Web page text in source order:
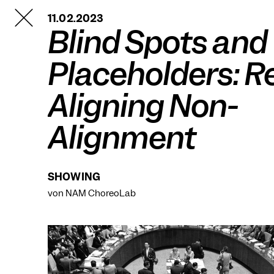
TANZFABRIK
BERLIN11.02.2023
Blind Spots and
Placeholders:
Aligning Non-
Alignment
SHOWING
von NAM ChoreoLab